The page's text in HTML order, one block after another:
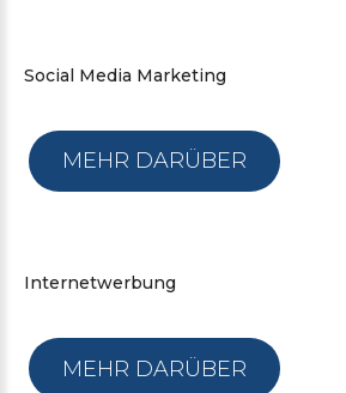
Social Media Marketing
MEHR DARÜBER
Internetwerbung
MEHR DARÜBER